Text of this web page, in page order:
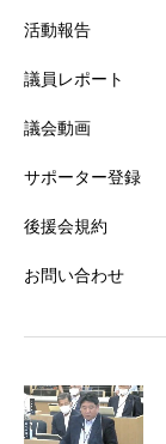
活動報告
議員レポート
議会動画
サポーター登録
後援会規約
お問い合わせ